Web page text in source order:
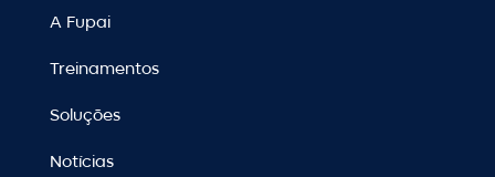
A Fupai
Treinamentos
Soluções
Notícias